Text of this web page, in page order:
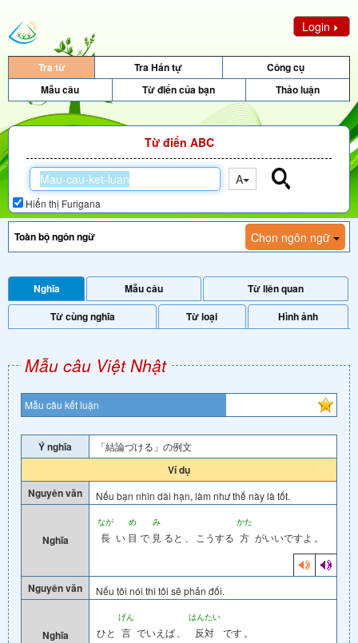
Login
Tra từ Tra Hán tự
Công cụ
Mẫu câu
Từ điển của bạn Thảo luận
Từ điển ABC
A
Hiển thị Furigana
Chọn ngôn ngữ
Nghĩa Mẫu câu
Từ liên quan
Từ cùng nghĩa
Từ loại Hình ảnh
Mẫu câu Việt Nhật
Mẫu câu kết luận
Ý nghĩa 「結論づける」の例文
Ví dụ
Nguyên văn
Nếu bạn nhìn dài hạn, làm như thế này là tốt.
Nghĩa
なが
長 い
め
目 で
み
見 ると こうする
かた
方 がいいですよ 。
Nguyên văn Nếu tôi nói thì tôi sẽ phản đối.
Nghĩa ひと
げん
言 でいえば
はんたい
反対 です 。